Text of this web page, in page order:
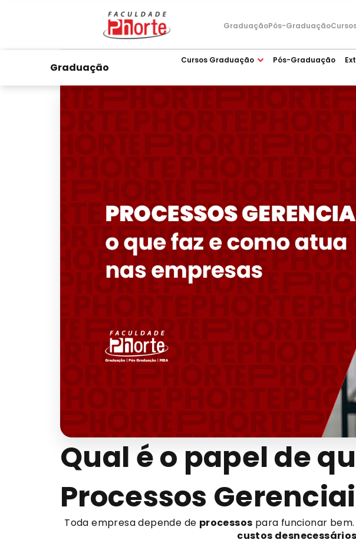
GraduaçãoPós-Graduação
Graduação
Cursos Graduação Pós-Graduação
Qual é o papel de
Processos
Toda empresa depende de processos para funcionar
custos desnecessários